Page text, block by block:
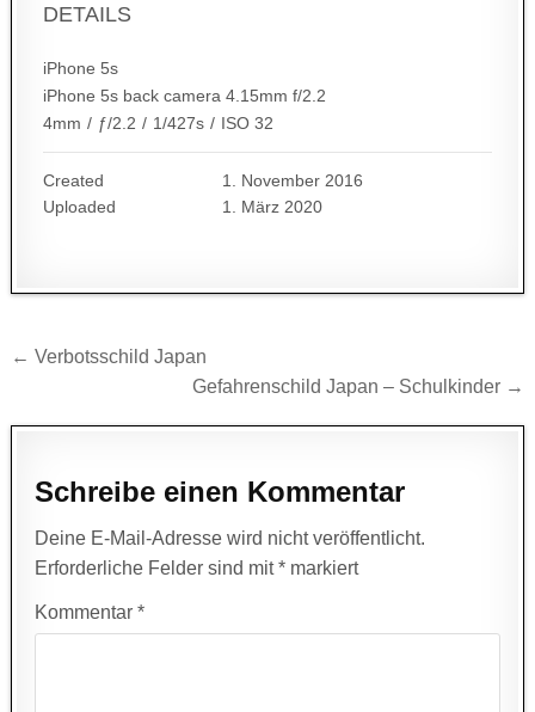
DETAILS
iPhone 5s
iPhone 5s back camera 4.15mm f/2.2
4mm / ƒ/2.2 / 1/427s / ISO 32
Created
1. November 2016
Uploaded
1. März 2020
Beitragsnavigation
← Verbotsschild Japan
Gefahrenschild Japan – Schulkinder →
Schreibe einen Kommentar
Deine E-Mail-Adresse wird nicht veröffentlicht.
Erforderliche Felder sind mit* markiert
Kommentar*